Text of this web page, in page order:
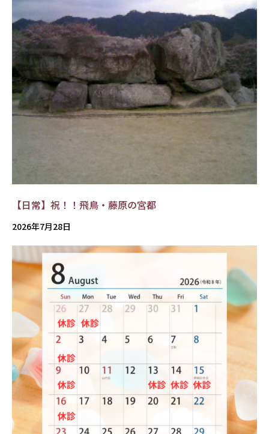
【日常】祝！！飛鳥・藤原の宮都
2026年7月28日